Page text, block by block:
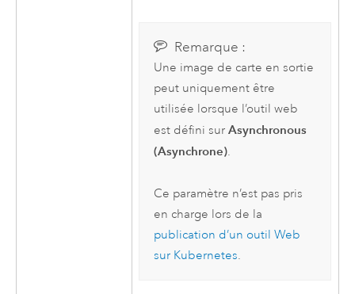
Remarque :
Une image de carte en sortie
peut uniquement être
utilisée lorsque l’outil web
est défini sur Asynchronous
(Asynchrone).
Ce paramètre n’est pas pris
en charge lors de la
publication d’un outil Web
sur Kubernetes.